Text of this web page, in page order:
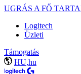
UGRÁS A FŐ
Logitech
Üzleti
Támogatás
HU,hu